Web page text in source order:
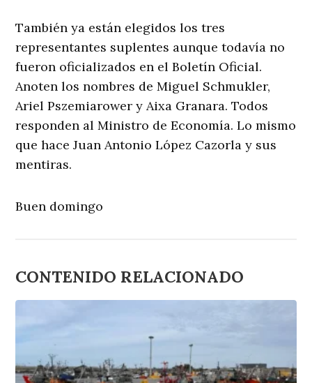
También ya están elegidos los tres
representantes suplentes aunque todavía no
fueron oficializados en el Boletín Oficial.
Anoten los nombres de Miguel Schmukler,
Ariel Pszemiarower y Aixa Granara. Todos
responden al Ministro de Economía. Lo mismo
que hace Juan Antonio López Cazorla y sus
mentiras.
Buen domingo
CONTENIDO RELACIONADO